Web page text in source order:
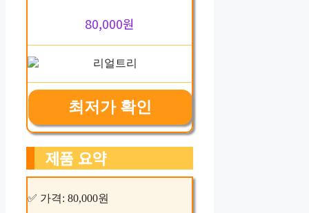
80,000원
최저가 확인
제품 요약
✅ 가격: 80,000원